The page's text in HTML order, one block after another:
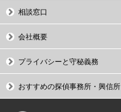
相談窓口
会社概要
プライバシーと守秘義務
おすすめの探偵事務所・興信所